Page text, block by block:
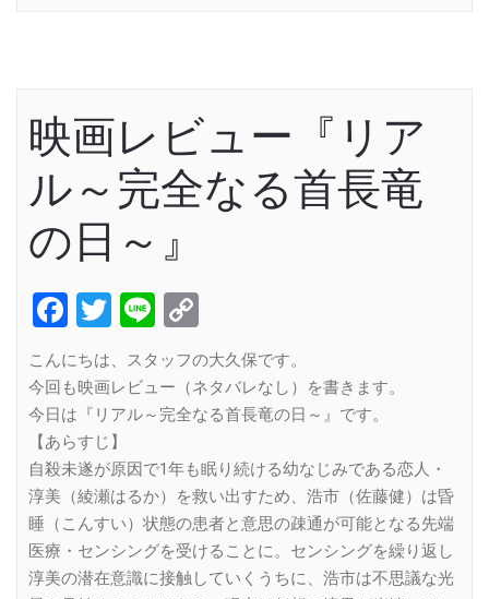
映画レビュー『リア
ル～完全なる首長竜
の日～』
Facebook
Twitter
Line
Link
こんにちは、スタッフの大久保です。
今回も映画レビュー（ネタバレなし）を書きます。
今日は『リアル～完全なる首長竜の日～』です。
【あらすじ】
自殺未遂が原因で1年も眠り続ける幼なじみである恋人・
淳美（綾瀬はるか）を救い出すため、浩市（佐藤健）は昏
睡（こんすい）状態の患者と意思の疎通が可能となる先端
医療・センシングを受けることに。センシングを繰り返し
淳美の潜在意識に接触していくうちに、浩市は不思議な光